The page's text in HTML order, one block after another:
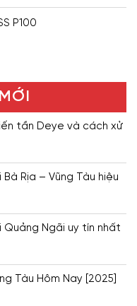
P100
tần Deye và cách xử
Rịa – Vũng Tàu hiệu
Ngãi uy tín nhất
Tàu Hôm Nay [2025]